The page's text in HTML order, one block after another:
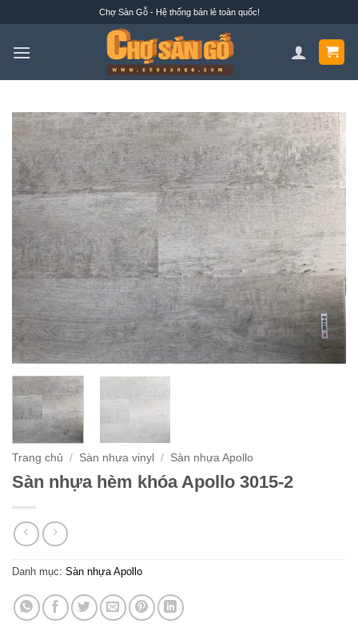
nội
Chợ Sàn Gỗ - Hệ thống bán lẻ toàn quốc!
Trang chủ / Sàn nhựa vinyl / Sàn nhựa Apollo
Sàn nhựa hèm khóa Apollo 3015-2
Danh mục: Sàn nhựa Apollo